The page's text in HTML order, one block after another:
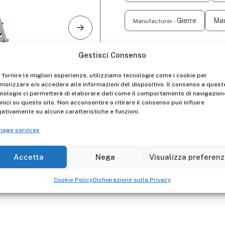
Gestisci Consenso
fornire le migliori esperienze, utilizziamo tecnologie come i cookie per
e/o accedere alle informazioni del dispositivo. Il consenso a
ci permetterà di elaborare dati come il comportamento di
su questo sito. Non acconsentire o ritirare il consenso può influire
su alcune caratteristiche e funzioni.
services
Accetta Nega Visualizza
Cookie PolicyDichiarazione sulla Privacy
Manufacturer -Gierre
Descrizione
Non-slip feet.
Light and practical.
Rungs cover to avoid
Comfortable step, 80 mm
anti-